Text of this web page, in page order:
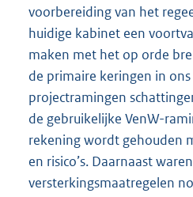
voorbereiding van het
huidige kabinet een
maken met het op orde
de primaire keringen in
projectramingen
de gebruikelijke VenW-
rekening wordt gehouden
en risico’s. Daarnaast
versterkingsmaatregelen